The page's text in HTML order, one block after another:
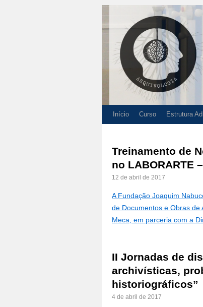
Início Curso Estrutura
Treinamento de
no LABORARTE
12 de abril de 2017
A Fundação Joaquim
de Documentos e Obras de
Meca, em parceria com a
II Jornadas de
archivísticas,
historiográficos”
4 de abril de 2017